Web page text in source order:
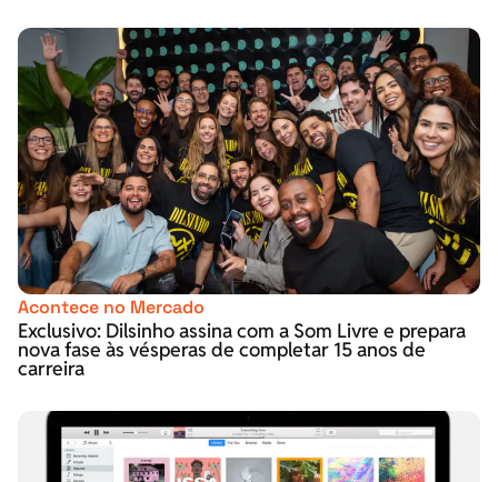
Acontece no Mercado
Exclusivo: Dilsinho assina com a Som Livre e prepara
nova fase às vésperas de completar 15 anos de
carreira